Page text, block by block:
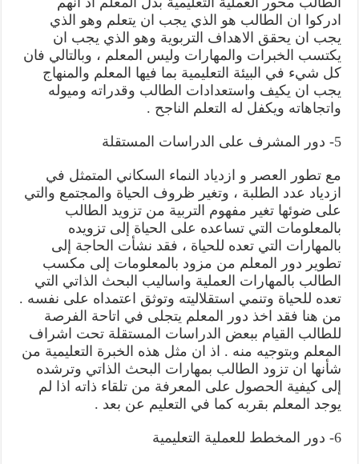
ادركوا ان الطالب هو الذي يجب ان يتعلم وهو الذي
يجب ان يحقق الاهداف التربوية وهو الذي يجب ان
يكتسب الخبرات والمهارات وليس المعلم ، وبالتالي فان
كل شيء في البيئة التعليمية بما فيها المعلم والمنهاج
يجب ان يكيف واستعدادات الطالب وقدراته وميوله
واتجاهاته ويكفل له التعلم الناجح .
5- دور المشرف على الدراسات المستقلة
مع تطور العصر و ازدياد النماء السكاني المتمثل في
ازدياد عدد الطلبة ، وتغير ظروف الحياة والمجتمع والتي
على ضوئها تغير مفهوم التربية من تزويد الطالب
بالمعلومات التي تساعده على الحياة إلى تزويده
بالمهارات التي تعده للحياة ، فقد نشأت الحاجة إلى
تطوير دور المعلم من مزود بالمعلومات إلى مكسب
الطالب بالمهارات العملية واساليب البحث الذاتي التي
تعده للحياة وتنمي استقلاليته وتوثق اعتمداه على نفسه .
من هنا فقد اخذ دور المعلم يتجلى في اتاحة الفرصة
للطالب القيام ببعض الدراسات المستقلة تحت اشراف
المعلم وبتوجيه منه . اذ ان مثل هذه الخبرة التعليمية من
شأنها ان تزود الطالب بمهارات البحث الذاتي وترشده
إلى كيفية الحصول على المعرفة من تلقاء ذاته اذا لم
يوجد المعلم بقربه كما في التعليم عن بعد .
6- دور المخطط للعملية التعليمية